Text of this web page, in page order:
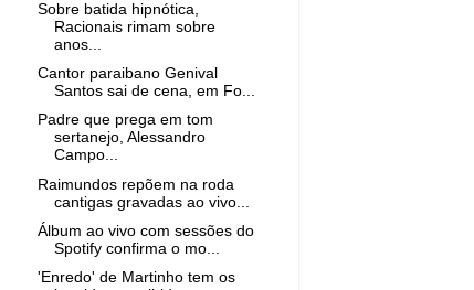
Sobre batida hipnótica,
Racionais rimam sobre
anos...
Cantor paraibano Genival
Santos sai de cena, em Fo...
Padre que prega em tom
sertanejo, Alessandro
Campo...
Raimundos repõem na roda
cantigas gravadas ao vivo...
Álbum ao vivo com sessões do
Spotify confirma o mo...
'Enredo' de Martinho tem os